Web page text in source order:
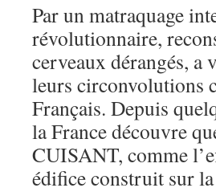
Par un matraquage
révolutionnaire,
cerveaux dérangés,
leurs circonvolutions
Français. Depuis
la France découvre
CUISANT, comme
édifice construit sur